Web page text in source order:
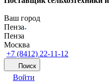
Ваш город
Пенза
Пенза
Москва
+7 (8412) 22-11-12
Поиск
Войти